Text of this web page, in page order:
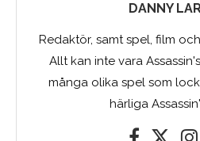
DANNY
Redaktör, samt spel, film
Allt kan inte vara
många olika spel som
härliga